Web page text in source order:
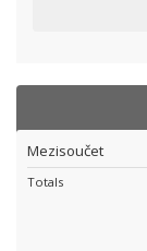
Mezisoučet
Totals